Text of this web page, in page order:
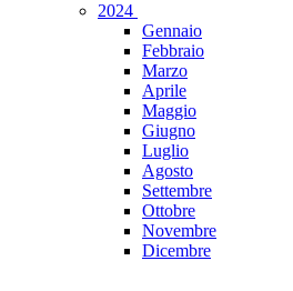
2024
Gennaio
Febbraio
Marzo
Aprile
Maggio
Giugno
Luglio
Agosto
Settembre
Ottobre
Novembre
Dicembre